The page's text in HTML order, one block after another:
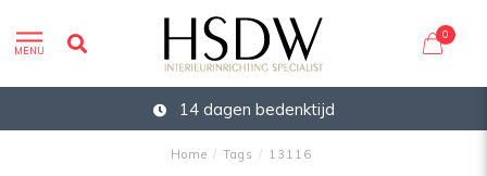
MENU
0
14 dagen bedenktijd
Home / Tags / 13116